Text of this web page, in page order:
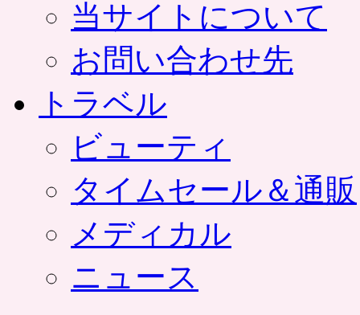
当サイトについて
お問い合わせ先
トラベル
ビューティ
タイムセール＆通販
メディカル
ニュース